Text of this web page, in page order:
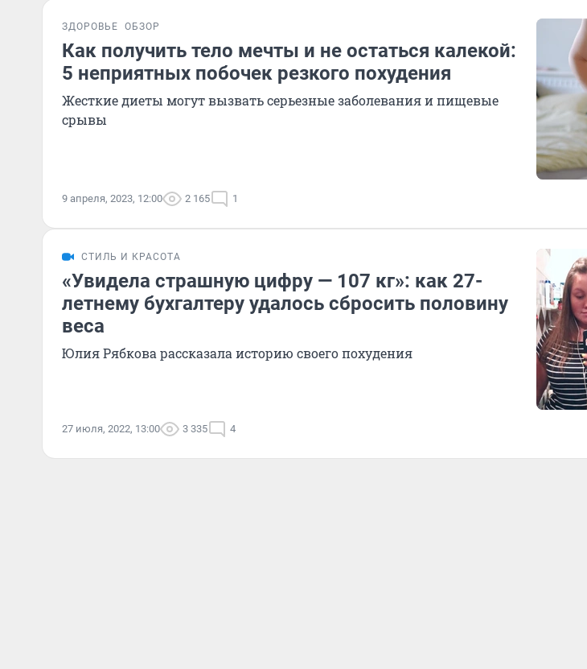
ЗДОРОВЬЕ ОБЗОР
Как получить тело мечты и не остаться калекой:
5 неприятных побочек резкого похудения
Жесткие диеты могут вызвать серьезные заболевания и пищевые
срывы
9 апреля, 2023, 12:00 2 165 1
СТИЛЬ И КРАСОТА
«Увидела страшную цифру — 107 кг»: как 27-
летнему бухгалтеру удалось сбросить половину
веса
Юлия Рябкова рассказала историю своего похудения
27 июля, 2022, 13:00 3 335 4